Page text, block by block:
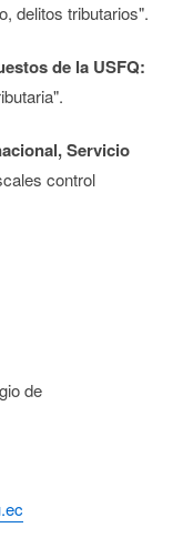
delitos tributarios".
de la USFQ:
Servicio
control
de